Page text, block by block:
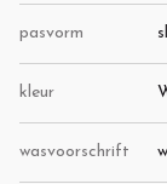
pasvorm
kleur
wasvoorschrift